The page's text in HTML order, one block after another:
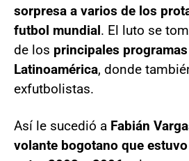
sorpresa a varios de los
futbol mundial. El luto se
de los principales
Latinoamérica, donde
exfutbolistas.
Así le sucedió a Fabián
volante bogotano que